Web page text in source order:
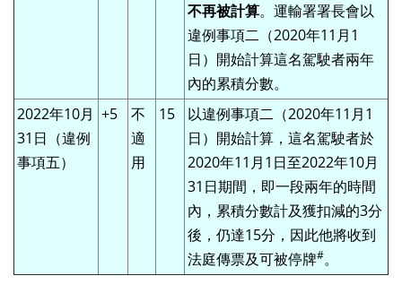
不再被計算。運輸署署長會以
違例事項二（2020年11月1
日）開始計算這名駕駛者兩年
內的累積分數。
2022年10月
31日（違例
事項五）
+5
不
適
用
15
以違例事項二（2020年11月1
日）開始計算，這名駕駛者於
2020年11月1日至2022年10月
31日期間，即一段兩年的時間
內，累積分數計及獲扣減的3分
後，仍達15分，因此他將收到
法庭傳票及可被停牌#。